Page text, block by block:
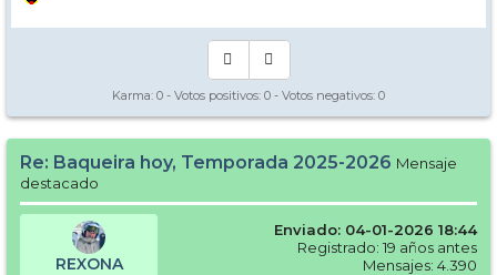
Karma: 0 - Votos positivos: 0 - Votos negativos: 0
Re: Baqueira hoy, Temporada 2025-2026 Mensaje
destacado
REXONA
Enviado: 04-01-2026 18:44
Registrado: 19 años antes
Mensajes: 4.390